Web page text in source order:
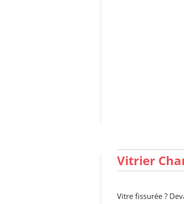
Vitrier
Vitre fissurée ?